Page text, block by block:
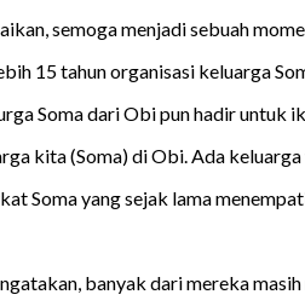
semoga menjadi sebuah
15 tahun organisasi keluarga
Soma dari Obi pun hadir untuk
kita (Soma) di Obi. Ada
Soma yang sejak lama
banyak dari mereka